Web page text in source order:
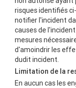
risques identifiés
notifier l'incident
causes de
mesures
d'amoindrir les
dudit incident.
Limitation de la
En aucun cas les